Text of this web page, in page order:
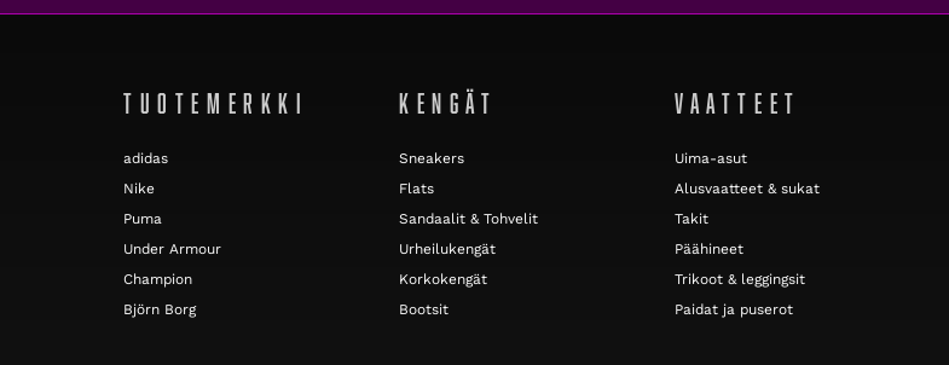
TUOTEMERKKI
adidas
Nike
Puma
Under Armour
Champion
Björn Borg
KENGÄT
Sneakers
Flats
Sandaalit & Tohvelit
Urheilukengät
Korkokengät
Bootsit
VAATTEET
Uima-asut
Alusvaatteet & sukat
Takit
Päähineet
Trikoot & leggingsit
Paidat ja puserot